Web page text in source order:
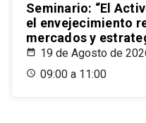
Seminario: “El
el envejecimiento
mercados y
19 de Agosto de
09:00 a 11:00